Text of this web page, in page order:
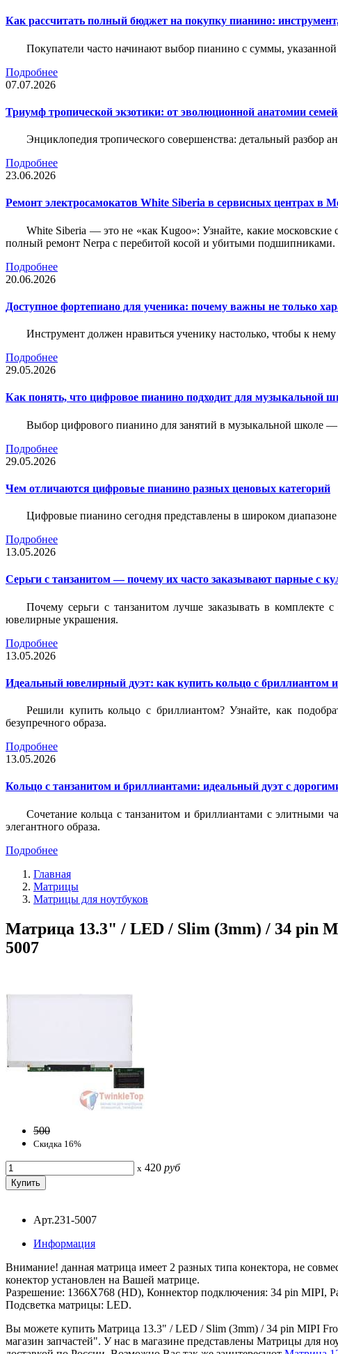
Как рассчитать полный бюджет на покупку пианино:
Покупатели часто начинают выбор пианино с суммы, указанной
Подробнее
07.07.2026
Триумф тропической экзотики: от эволюционной анатомии
Энциклопедия тропического совершенства: детальный разбор
Подробнее
23.06.2026
Ремонт электросамокатов White Siberia в сервисных центрах в
White Siberia — это не «как Kugoo»: Узнайте, какие московские
полный ремонт Nerpa с перебитой косой и убитыми подшипниками.
Подробнее
20.06.2026
Доступное фортепиано для ученика: почему важны не только
Инструмент должен нравиться ученику настолько, чтобы к нему
Подробнее
29.05.2026
Как понять, что цифровое пианино подходит для музыкальной
Выбор цифрового пианино для занятий в музыкальной школе —
Подробнее
29.05.2026
Чем отличаются цифровые пианино разных ценовых категорий
Цифровые пианино сегодня представлены в широком
Подробнее
13.05.2026
Серьги с танзанитом — почему их часто заказывают парные с
Почему серьги с танзанитом лучше заказывать в комплекте
ювелирные украшения.
Подробнее
13.05.2026
Идеальный ювелирный дуэт: как купить кольцо с бриллиантом
Решили купить кольцо с бриллиантом? Узнайте, как
безупречного образа.
Подробнее
13.05.2026
Кольцо с танзанитом и бриллиантами: идеальный дуэт с
Сочетание кольца с танзанитом и бриллиантами с элитными
элегантного образа.
Подробнее
Главная
Матрицы
Матрицы для ноутбуков
Матрица 13.3" / LED / Slim (3mm) / 34 pin
5007
500
Скидка 16%
x 420 руб
Арт.231-5007
Информация
Внимание! данная матрица имеет 2 разных типа конектора, не
конектор установлен на Вашей матрице.
Разрешение: 1366X768 (HD), Коннектор подключения: 34 pin MIPI,
Подсветка матрицы: LED.
Вы можете купить Матрица 13.3" / LED / Slim (3mm) / 34 pin MIPI
магазин запчастей". У нас в магазине представлены Матрицы для